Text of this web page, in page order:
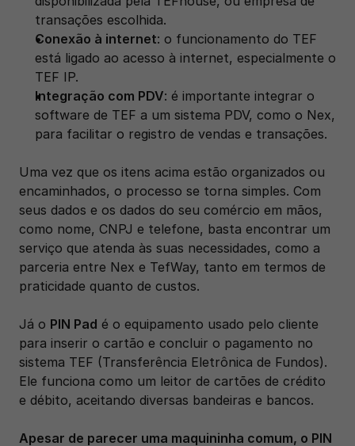
transações escolhida.
Conexão à internet: o funcionamento do TEF
está ligado ao acesso à internet, especialmente o
TEF IP.
Integração com PDV: é importante integrar o
software de TEF a um sistema PDV, como o Nex,
para facilitar o registro de vendas e transações.
Uma vez que os itens acima estão organizados ou
encaminhados, o processo se torna simples. Com
seus dados e os dados do seu comércio em mãos,
como nome, CNPJ e telefone, basta encontrar um
serviço que atenda às suas necessidades, como a
parceria entre Nex e TefWay, tanto em termos de
praticidade quanto de custos.
Já o PIN Pad é o equipamento usado pelo cliente
para inserir o cartão e concluir o pagamento no
sistema TEF (Transferência Eletrônica de Fundos).
Ele funciona como um leitor de cartões de crédito
e débito, aceitando diversas bandeiras e bancos.
Apesar de parecer uma maquininha comum, o PIN